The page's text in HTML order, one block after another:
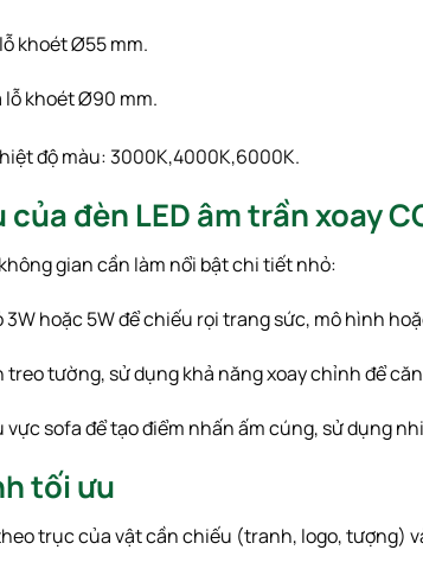
khoétØ55mm.
lỗ khoétØ90 mm.
độ màu:3000K,4000K,6000K.
đèn LED âm trần xoay
gian cần làm nổi bật chi tiết nhỏ:
3Whoặc5Wđể chiếu rọi trang sức, mô hình
treo tường, sử dụng khả năng xoay chỉnh để
sofa để tạo điểm nhấn ấm cúng, sử dụng
tối ưu
trục của vật cần chiếu (tranh, logo, tượng)